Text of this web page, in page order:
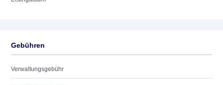
Gebühren
Verwaltungsgebühr